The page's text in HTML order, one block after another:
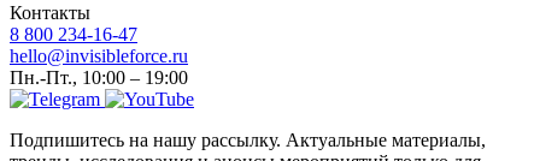
Контакты
8 800 234-16-47
hello@invisibleforce.ru
Пн.-Пт., 10:00 – 19:00
Подпишитесь на нашу рассылку. Актуальные материалы,